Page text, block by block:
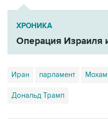
ХРОНИКА
Операция Израиля
Иран парламент
Дональд Трамп